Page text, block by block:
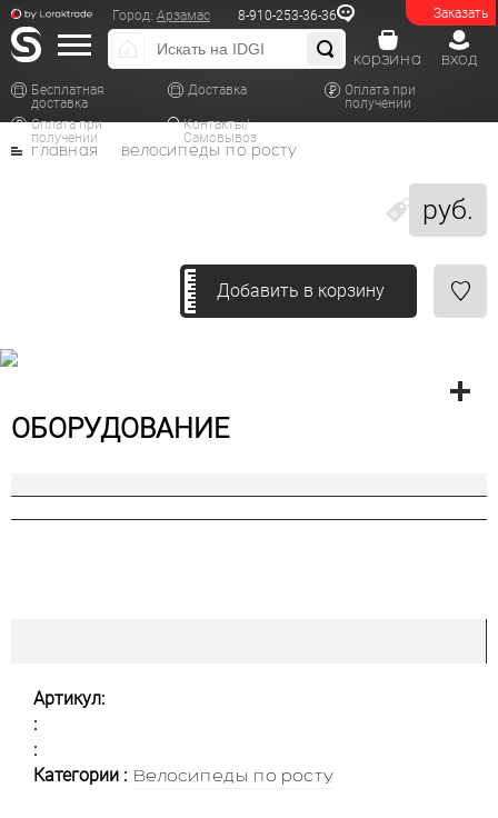
Заказать
Город: Арзамас 8-910-253-36-36
Бесплатная
доставка
Доставка
Оплата при
получении
Оплата при
получении
Контакты/
Самовывоз
вход
корзина
руб.
главная велосипеды по росту
Добавить в корзину
ОБОРУДОВАНИЕ
Артикул:
:
:
Категории : Велосипеды по росту